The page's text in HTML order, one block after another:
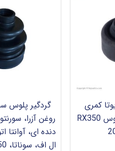
کمری
2007-2014 و لکسوس RX350
گردگیر
روغن آزرا،
دنده ای، آوانتا